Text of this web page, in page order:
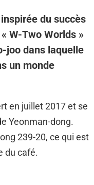
du succès
W-Two Worlds »
joo dans laquelle
un monde
en juillet 2017 et se
Yeonman-dong.
239-20, ce qui est
du café.